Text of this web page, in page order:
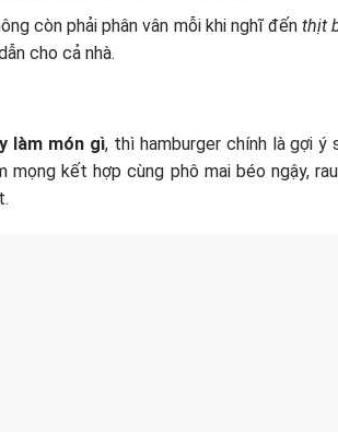
còn phải phân vân mỗi khi nghĩ đến thịt
cho cả nhà.
làm món gì, thì hamburger chính là gợi ý
mọng kết hợp cùng phô mai béo ngậy,